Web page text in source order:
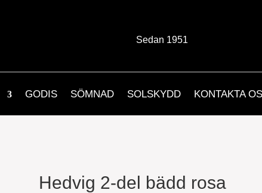
Sedan 1951
GODIS SÖMNAD SOLSKYDD KONTAKTA
Hedvig 2-del bädd rosa